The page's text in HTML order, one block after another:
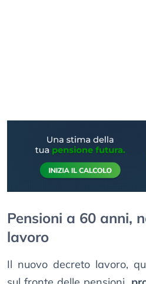
Pensioni a 60 anni,
lavoro
Il nuovo decreto lavoro,